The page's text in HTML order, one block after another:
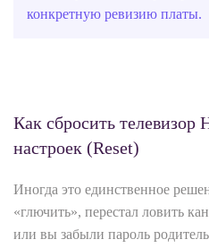
конкретную ревизию платы.
Как сбросить телевизор
настроек (Reset)
Иногда это единственное
«глючить», перестал ловить
или вы забыли пароль